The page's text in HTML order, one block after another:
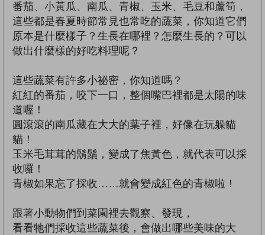
番茄、小黃瓜、南瓜、青椒、玉米、毛豆和蘆筍，
這些都是春夏時節常見也常吃的蔬菜，你知道它們
原本是什麼樣子？生長在哪裡？怎麼生長的？可以
做出什麼樣的好吃料理呢？
這些蔬菜有許多小祕密，你知道嗎？
紅紅的番茄，咬下一口，整個嘴巴裡都是太陽的味
道喔！
圓滾滾的南瓜藏在大大的葉子裡，好像在玩躲貓
貓！
玉米毛茸茸的鬍鬚，變成了焦黃色，就代表可以採
收囉！
青椒如果忘了採收……就會變成紅色的青椒啦！
跟著小動物們到菜園裡去觀察、發現，
看看牠們採收這些蔬菜後，會做出哪些美味的大